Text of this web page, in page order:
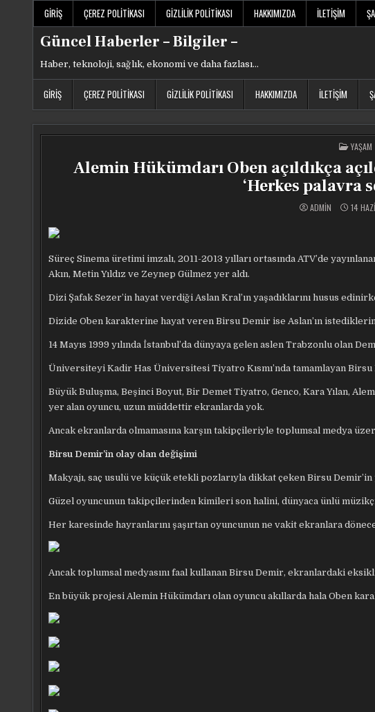
GIRIŞ ÇEREZ POLITIKASI GIZLILIK POLITIKASI HAKKIMIZDA İLETIŞIM
Güncel Haberler – Bilgiler –
Haber, teknoloji, sağlık, ekonomi ve daha fazlası…
GIRIŞ ÇEREZ POLITIKASI GIZLILIK POLITIKASI HAKKIMIZDA İLETIŞIM
POSTED
IN
YAŞAM
Alemin Hükümdarı Oben açıldıkça
‘Herkes palavra
ADMIN 14
Süreç Sinema üretimi imzalı, 2011-2013 yılları ortasında ATV’de
Akın, Metin Yıldız ve Zeynep Gülmez yer aldı.
Dizi Şafak Sezer’in hayat verdiği Aslan Kral’ın yaşadıklarını husus
Dizide Oben karakterine hayat veren Birsu Demir ise Aslan’ın
14 Mayıs 1999 yılında İstanbul’da dünyaya gelen aslen Trabzonlu olan
Üniversiteyi Kadir Has Üniversitesi Tiyatro Kısmı’nda tamamlayan
Büyük Buluşma, Beşinci Boyut, Bir Demet Tiyatro, Genco, Kara Yılan,
yer alan oyuncu, uzun müddettir ekranlarda yok.
Ancak ekranlarda olmamasına karşın takipçileriyle toplumsal medya
Birsu Demir’in olay olan değişimi
Makyajı, saç usulü ve küçük etekli pozlarıyla dikkat çeken Birsu Demir’in
Güzel oyuncunun takipçilerinden kimileri son halini, dünyaca ünlü
Her karesinde hayranlarını şaşırtan oyuncunun ne vakit ekranlara
Ancak toplumsal medyasını faal kullanan Birsu Demir, ekranlardaki
En büyük projesi Alemin Hükümdarı olan oyuncu akıllarda hala Oben